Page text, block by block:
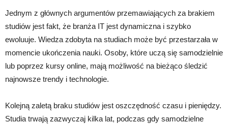
Jednym z głównych argumentów przemawiających za brakiem
studiów jest fakt, że branża IT jest dynamiczna i szybko
ewoluuje. Wiedza zdobyta na studiach może być przestarzała w
momencie ukończenia nauki. Osoby, które uczą się samodzielnie
lub poprzez kursy online, mają możliwość na bieżąco śledzić
najnowsze trendy i technologie.
Kolejną zaletą braku studiów jest oszczędność czasu i pieniędzy.
Studia trwają zazwyczaj kilka lat, podczas gdy samodzielne